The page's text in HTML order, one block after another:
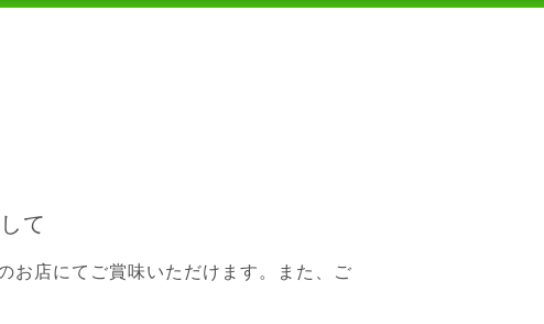
て
お店にてご賞味いただけます。また、ご